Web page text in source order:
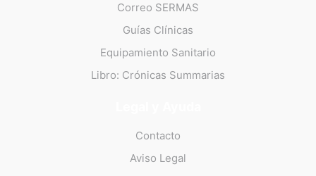
Correo SERMAS
Guías Clínicas
Equipamiento Sanitario
Libro: Crónicas Summarias
Contacto
Aviso Legal